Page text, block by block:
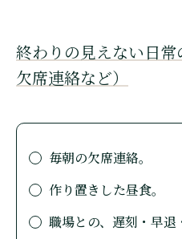
終わりの見えない日常
欠席連絡など）
毎朝の欠席連絡。
作り置きした昼食。
職場との、遅刻・早退